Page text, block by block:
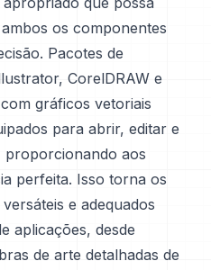
os componentes
Pacotes de
CorelDRAW e
gráficos vetoriais
para abrir, editar e
proporcionando aos
perfeita. Isso torna os
e adequados
aplicações, desde
de arte detalhadas de